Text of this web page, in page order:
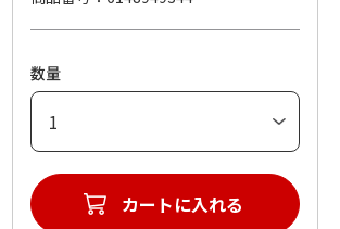
数量
カートに入れる